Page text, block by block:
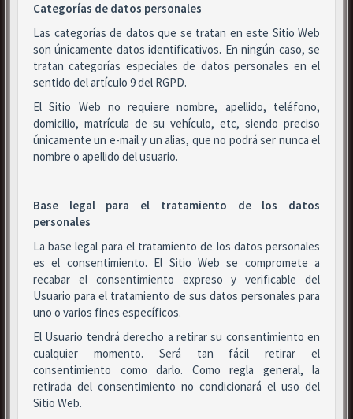
Categorías de datos personales
Las categorías de datos que se tratan en este Sitio Web
son únicamente datos identificativos. En ningún caso, se
tratan categorías especiales de datos personales en el
sentido del artículo 9 del RGPD.
El Sitio Web no requiere nombre, apellido, teléfono,
domicilio, matrícula de su vehículo, etc, siendo preciso
únicamente un e-mail y un alias, que no podrá ser nunca el
nombre o apellido del usuario.
Base legal para el tratamiento de los datos
personales
La base legal para el tratamiento de los datos personales
es el consentimiento. El Sitio Web se compromete a
recabar el consentimiento expreso y verificable del
Usuario para el tratamiento de sus datos personales para
uno o varios fines específicos.
El Usuario tendrá derecho a retirar su consentimiento en
cualquier momento. Será tan fácil retirar el
consentimiento como darlo. Como regla general, la
retirada del consentimiento no condicionará el uso del
Sitio Web.